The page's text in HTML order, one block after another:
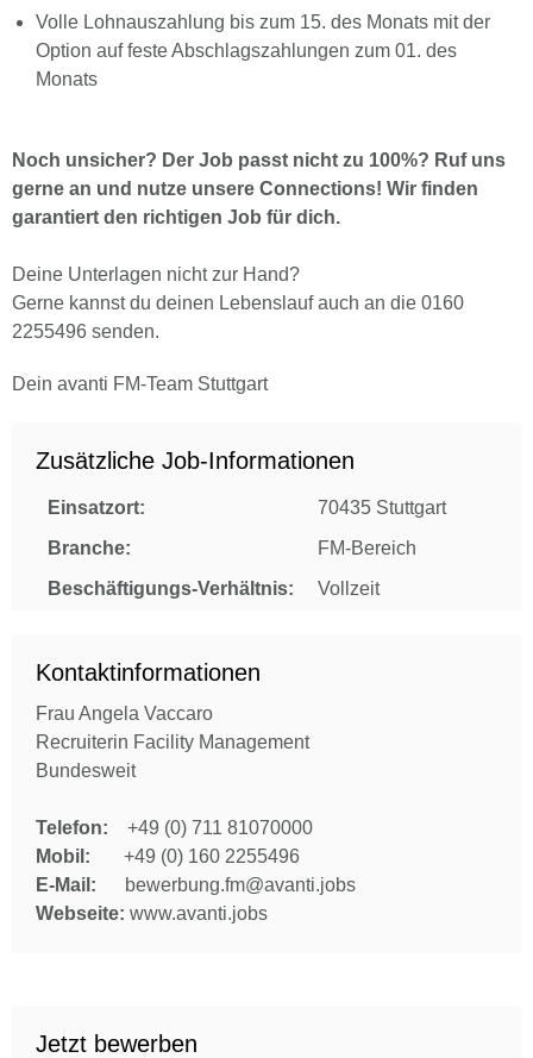
Volle Lohnauszahlung bis zum 15. des Monats mit der
Option auf feste Abschlagszahlungen zum 01. des
Monats
Noch unsicher? Der Job passt nicht zu 100%? Ruf uns
gerne an und nutze unsere Connections! Wir finden
garantiert den richtigen Job für dich.
Deine Unterlagen nicht zur Hand?
Gerne kannst du deinen Lebenslauf auch an die 0160
2255496 senden.
Dein avanti FM-Team Stuttgart
Zusätzliche Job-Informationen
Einsatzort:
70435 Stuttgart
Branche:
FM-Bereich
Beschäftigungs-Verhältnis:
Vollzeit
Kontaktinformationen
Frau Angela Vaccaro
Recruiterin Facility Management
Bundesweit
Telefon:
+49 (0) 711 81070000
Mobil:
+49 (0) 160 2255496
E-Mail: bewerbung.fm@avanti.jobs
Webseite: www.avanti.jobs
Jetzt bewerben